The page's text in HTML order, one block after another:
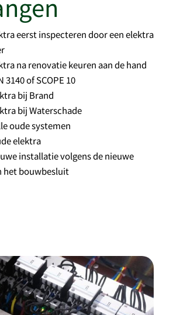
eerst inspecteren door een elektra
na renovatie keuren aan de hand
3140 of SCOPE 10
bij Brand
bij Waterschade
oude systemen
elektra
installatie volgens de nieuwe
het bouwbesluit